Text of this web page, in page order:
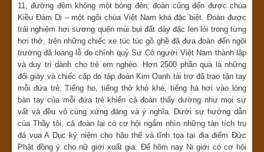
11, đường đêm không một bóng đèn; đoàn cũng đến được chùa
Kiều Đàm Di – một ngôi chùa Việt Nam khá đặc biệt. Đoàn được
trải nghiệm hơi sương quện mùi bụi đất dày đặc len lỏi trong từng
hơi thở, trên những chiếc xe túc túc gồ ghề đã đưa đoàn đến ngôi
trường đã loang lỗ do chính quý Sư Cô người Việt Nam thành lập
và duy trì dành cho trẻ em nghèo. Hơn 2500 phần quà là những
đôi giày và chiếc cặp do tập đoàn Kim Oanh tài trợ đã trao tận tay
mỗi đứa trẻ. Tiếng ho, tiếng thở khò khè, tiếng hà hơi vào lòng
bàn tay của mỗi đứa trẻ khiến cả đoàn thấy dường như mọi sự
vất vả đều vô cùng xứng đáng và ý nghĩa. Dưới sự hướng dẫn
của Thầy tôi, cả đoàn lại có cơ hội ngắm nhìn những tàn tích trụ
đá vua A Dục kỷ niệm cho hậu thế và tĩnh tọa tại địa điểm Đức
Phật đồng ý cho nữ giới xuất gia. Để hôm nay Ni giới có cơ hội